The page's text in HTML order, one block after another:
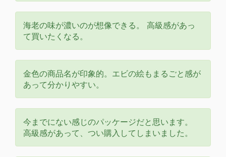
海老の味が濃いのが想像できる。 高級感があっ
て買いたくなる。
金色の商品名が印象的。エビの絵もまるごと感が
あって分かりやすい。
今までにない感じのパッケージだと思います。
高級感があって、つい購入してしまいました。